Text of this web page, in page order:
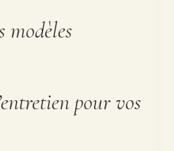
modèles
pour vos